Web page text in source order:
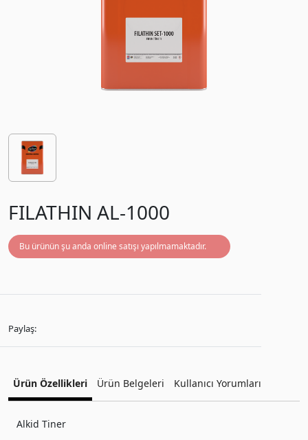
FILATHIN AL-1000
Bu ürünün şu anda online satışı yapılmamaktadır.
Paylaş:
Ürün Özellikleri Ürün Belgeleri Kullanıcı Yorumları
Alkid Tiner